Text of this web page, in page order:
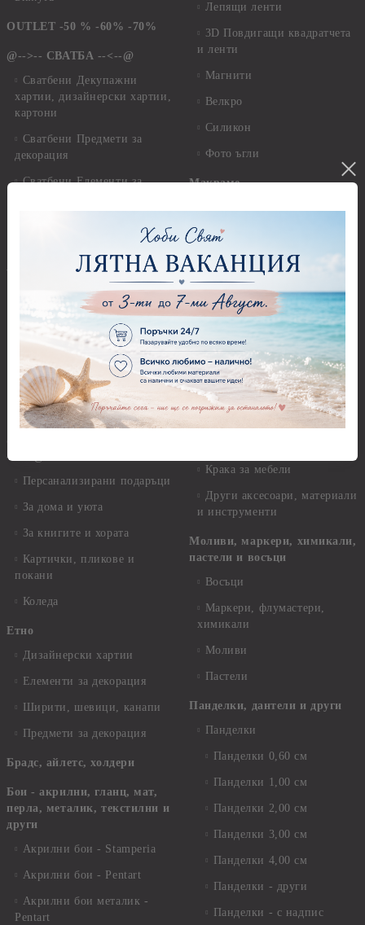
OUTLET -50 % -60% -70%
@-->-- СВАТБА --<--@
Сватбени Декупажни
хартии, дизайнерски хартии,
картони
Сватбени Предмети за
декорация
Сватбени Елементи за
--<--@ КРЪЩЕНЕ @-->--
Кръщене - Предмети за
декорация - Кутии, Папки,
Бутилки, Книги
Кръщене - Елементи за
декорация
Кръщене - Хартии, картони,
данели , панделки
---:--@
Персанализирани подаръци
За дома и уюта
За книгите и хората
Картички, пликове и
покани
Коледа
Етно
Дизайнерски хартии
Елементи за декорация
Ширити, шевици, канапи
Предмети за декорация
Брадс, айлетс, холдери
Бои - акрилни, гланц, мат,
перла, металик, текстилни и
други
Акрилни бои - Stamperia
Акрилни бои - Pentart
Акрилни бои металик -
Pentart
Лепящи ленти
3D Повдигащи квадратчета
и ленти
Магнити
Велкро
Силикон
Фото ъгли
Макраме
15,00 см
Макраме Основи - над 15,00
см
Макраме - Други материали
Опаковки
Мебелен обков и аксесоари
Крака за мебели
Други аксесоари, материали
и инструменти
Моливи, маркери, химикали,
пастели и восъци
Восъци
Маркери, флумастери,
химикали
Моливи
Пастели
Панделки, дантели и други
Панделки
Панделки 0,60 см
Панделки 1,00 см
Панделки 2,00 см
Панделки 3,00 см
Панделки 4,00 см
Панделки - други
Панделки - с надпис